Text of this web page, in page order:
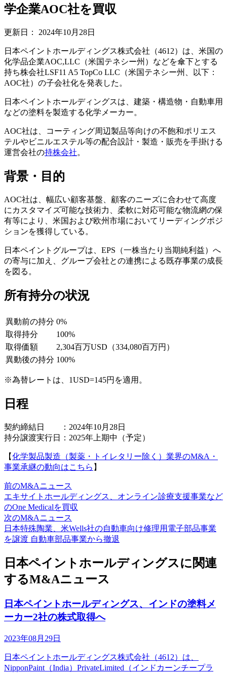
学企業AOC社を買収
更新日： 2024年10月28日
日本ペイントホールディングス株式会社（4612）は、米国の
化学品企業AOC,LLC（米国テネシー州）などを傘下とする
持ち株会社LSF11 A5 TopCo LLC（米国テネシー州、以下：
AOC社）の子会社化を発表した。
日本ペイントホールディングスは、建築・構造物・自動車用
などの塗料を製造する化学メーカー。
AOC社は、コーティング周辺製品等向けの不飽和ポリエス
テルやビニルエステル等の配合設計・製造・販売を手掛ける
運営会社の持株会社。
背景・目的
AOC社は、幅広い顧客基盤、顧客のニーズに合わせて高度
にカスタマイズ可能な技術力、柔軟に対応可能な物流網の保
有等により、米国および欧州市場においてリーディングポジ
ションを獲得している。
日本ペイントグループは、EPS（一株当たり当期純利益）へ
の寄与に加え、グループ会社との連携による既存事業の成長
を図る。
所有持分の状況
異動前の持分 0%
取得持分
100%
取得価額
2,304百万USD（334,080百万円）
異動後の持分 100%
※為替レートは、1USD=145円を適用。
日程
契約締結日 ：2024年10月28日
持分譲渡実行日：2025年上期中（予定）
【化学製品製造（製薬・トイレタリー除く）業界のM&A・
事業承継の動向はこちら 】
前のM&Aニュース
エキサイトホールディングス、オンライン診療支援事業など
のOne Medicalを買収
次のM&Aニュース
日本特殊陶業、米Wells社の自動車向け修理用電子部品事業
を譲渡 自動車部品事業から撤退
日本ペイントホールディングスに関連
するM&Aニュース
日本ペイントホールディングス、インドの塗料メ
ーカー2社の株式取得へ
2023年08月29日
日本ペイントホールディングス株式会社（4612）は、
NipponPaint（India）PrivateLimited（インドカーンチープラ